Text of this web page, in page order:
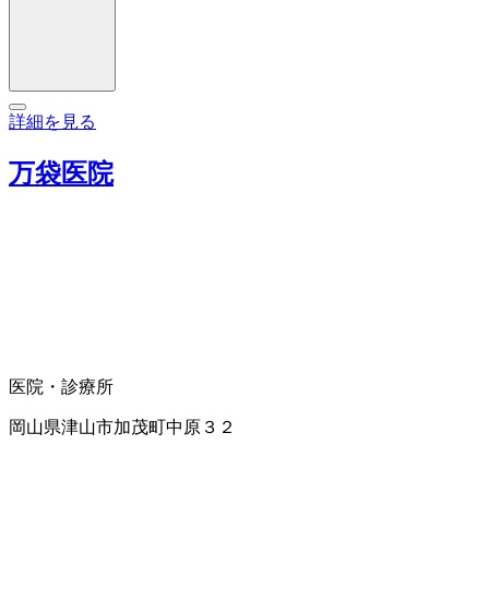
詳細を見る
万袋医院
医院・診療所
岡山県津山市加茂町中原３２